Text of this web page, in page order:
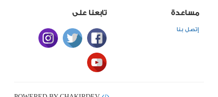
مساعدة
إتصل بنا
تابعنا على